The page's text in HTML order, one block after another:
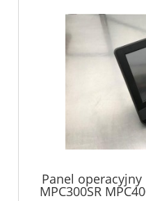
Panel operacyjny
MPC300SR